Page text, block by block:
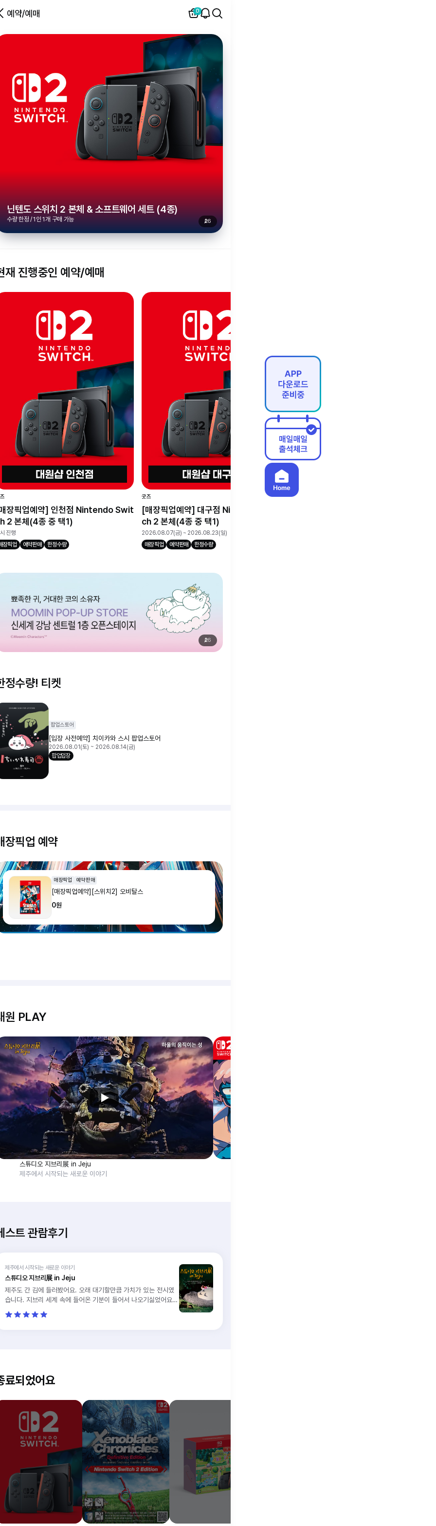
예약/예매 0
닌텐도 스위치 2 본체 & 소프트웨어 세트 (4종)
수량 한정 / 1인 1개 구매 가능 26
재 진행중인 예약/예매
장픽업예약] 인천점 Nintendo Swit
2 본체(4종 중 택1)
진행
장픽업
예약판매 한정수량
굿즈
[매장픽업예약] 대구점 Nintendo Swit
ch 2 본체(4종 중 택1)
2026.08.07(금) ~ 2026.08.23(일)
매장픽업
예약판매 한정수량
26
정수량! 티켓
팝업스토어
[입장 사전예약] 치이카와 스시 팝업스토어
2026.08.01(토) ~ 2026.08.14(금)
팝업입장
장픽업 예약
매장픽업 예약판매
[매장픽업예약][스위치2] 오비탈스
0원
원 PLAY
스튜디오 지브리展 in Jeju
제주에서 시작되는 새로운 이야기
스트 관람후기
제주에서 시작되는 새로운 이야기
스튜디오 지브리展 in Jeju
제주도 간 김에 들러봤어요. 오래 대기할만큼 가치가 있는 전시였
습니다. 지브리 세계 속에 들어온 기분이 들어서 나오기싫었어요ㅠ
전시끝나고 굿즈샵도 한정상품이랑 지브리파크 상품 구매할 수 있
어서 너무 좋았습니다. 전시기간이 길던데 기회닿으면 또 가고싶어
료되었어요